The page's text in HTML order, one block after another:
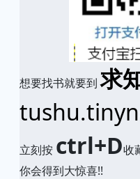
想要找书就要到求
立刻按 ctrl+D收
你会得到大惊喜!!